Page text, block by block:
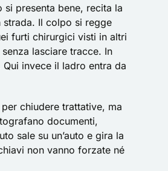
si presenta bene, recita la
strada. Il colpo si regge
furti chirurgici visti in altri
lasciare tracce. In
invece il ladro entra da
chiudere trattative, ma
documenti,
sale su un’auto e gira la
non vanno forzate né